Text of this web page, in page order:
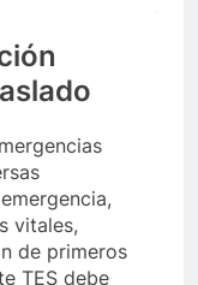
vitales,
de primeros
TES debe